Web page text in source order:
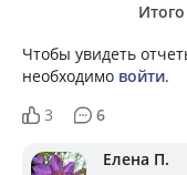
Чтобы увидеть
необходимо войти.
3
6
Елена П.